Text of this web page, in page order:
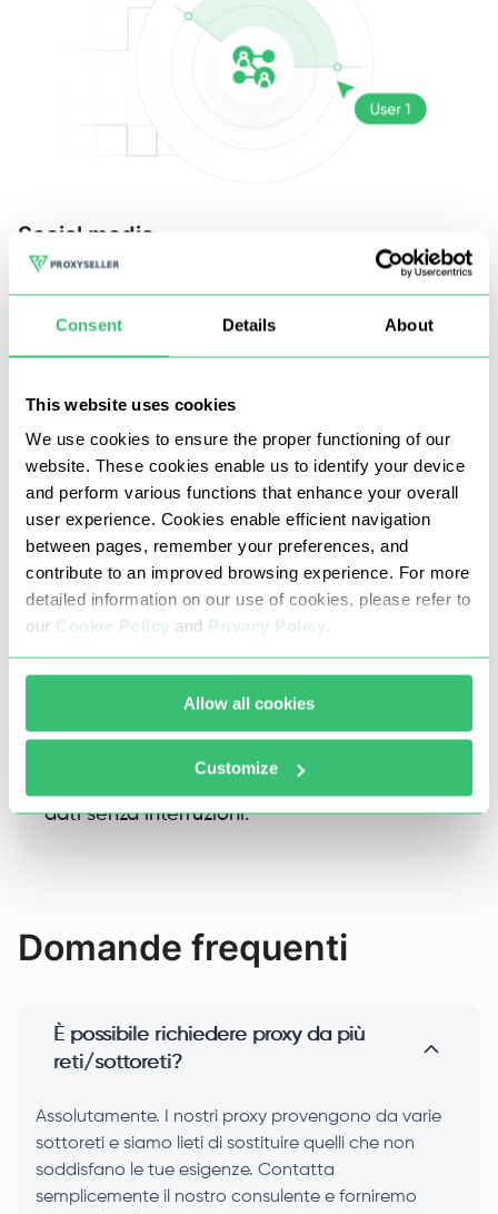
Consent Details About
This website uses cookies
We use cookies to ensure the proper functioning of our
website. These cookies enable us to identify your device
and perform various functions that enhance your overall
user experience. Cookies enable efficient navigation
between pages, remember your preferences, and
contribute to an improved browsing experience. For more
detailed information on our use of cookies, please refer to
our Cookie Policy and Privacy Policy.
Allow all cookies
Customize
Social media
Analisi e imbrogli multi-thread;
attività fraudolenta o illegale.
Manteniamo il nostro pool pulito e le
dati senza interruzioni.
Domande frequenti
È possibile richiedere proxy da più
reti/sottoreti?
Assolutamente. I nostri proxy provengono da varie
sottoreti e siamo lieti di sostituire quelli che non
soddisfano le tue esigenze. Contatta
semplicemente il nostro consulente e forniremo